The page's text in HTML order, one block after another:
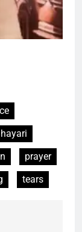
prayer
tears